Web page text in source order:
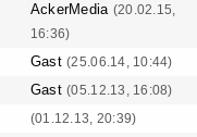
AckerMedia (20.02.15,
16:36)
Gast(25.06.14, 10:44)
Gast(05.12.13, 16:08)
(01.12.13, 20:39)